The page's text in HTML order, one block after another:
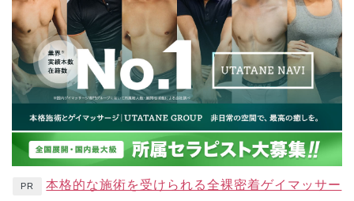
PR 本格的な施術を受けられる全裸密着ゲイマッサー